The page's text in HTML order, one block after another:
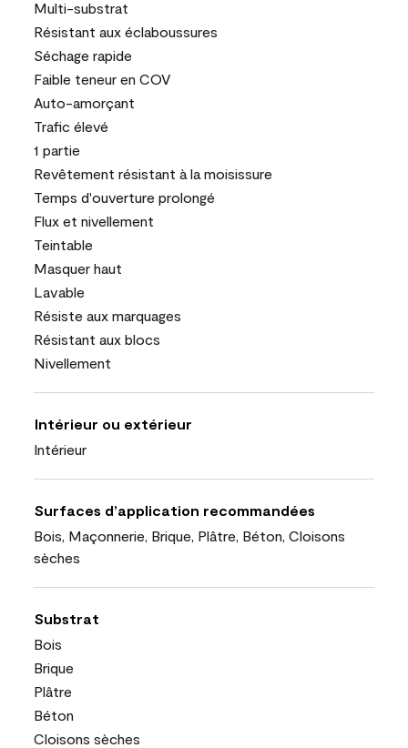
Multi-substrat
Résistant aux éclaboussures
Séchage rapide
Faible teneur en COV
Auto-amorçant
Trafic élevé
1 partie
Revêtement résistant à la moisissure
Temps d'ouverture prolongé
Flux et nivellement
Teintable
Masquer haut
Lavable
Résiste aux marquages
Résistant aux blocs
Nivellement
Intérieur ou extérieur
Intérieur
Surfaces d’application recommandées
Bois, Maçonnerie, Brique, Plâtre, Béton, Cloisons
sèches
Substrat
Bois
Brique
Plâtre
Béton
Cloisons sèches